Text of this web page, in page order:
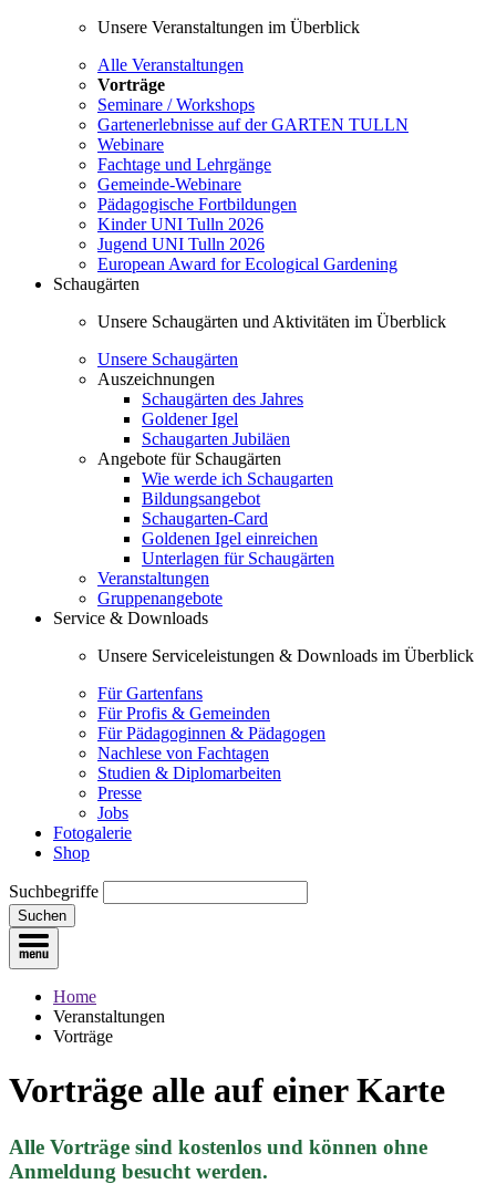
Unsere Veranstaltungen im Überblick
Alle Veranstaltungen
Vorträge
Seminare / Workshops
Gartenerlebnisse auf der GARTEN TULLN
Webinare
Fachtage und Lehrgänge
Gemeinde-Webinare
Pädagogische Fortbildungen
Kinder UNI Tulln 2026
Jugend UNI Tulln 2026
European Award for Ecological Gardening
Schaugärten
Unsere Schaugärten und Aktivitäten im Überblick
Unsere Schaugärten
Auszeichnungen
Schaugärten des Jahres
Goldener Igel
Schaugarten Jubiläen
Angebote für Schaugärten
Wie werde ich Schaugarten
Bildungsangebot
Schaugarten-Card
Goldenen Igel einreichen
Unterlagen für Schaugärten
Veranstaltungen
Gruppenangebote
Service & Downloads
Unsere Serviceleistungen & Downloads im Überblick
Für Gartenfans
Für Profis & Gemeinden
Für Pädagoginnen & Pädagogen
Nachlese von Fachtagen
Studien & Diplomarbeiten
Presse
Jobs
Fotogalerie
Shop
Suchbegriffe
Suchen
Home
Veranstaltungen
Vorträge
Vorträge alle auf einer Karte
Alle Vorträge sind kostenlos und können ohne
Anmeldung besucht werden.